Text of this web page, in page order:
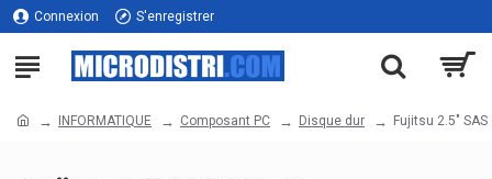
Connexion S'enregistrer
INFORMATIQUE Composant PC Disque dur Fujitsu 2.5" SAS